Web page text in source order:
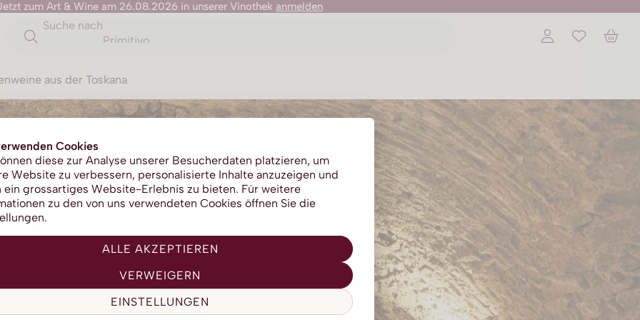
Cookies
diese zur Analyse unserer Besucherdaten platzieren, um
Website zu verbessern, personalisierte Inhalte anzuzeigen und
ein grossartiges Website-Erlebnis zu bieten. Für weitere
zu den von uns verwendeten Cookies öffnen Sie die
ALLE AKZEPTIEREN
VERWEIGERN
EINSTELLUNGEN
zum Art & Wine am 26.08.2026 in unserer Vinothek anmelden
Suche nach
Primitivo
aus der Toskana